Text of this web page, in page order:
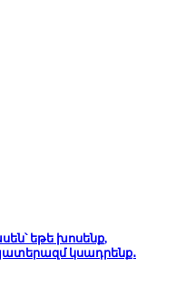
եթե խոսենք,
կսադրենք․